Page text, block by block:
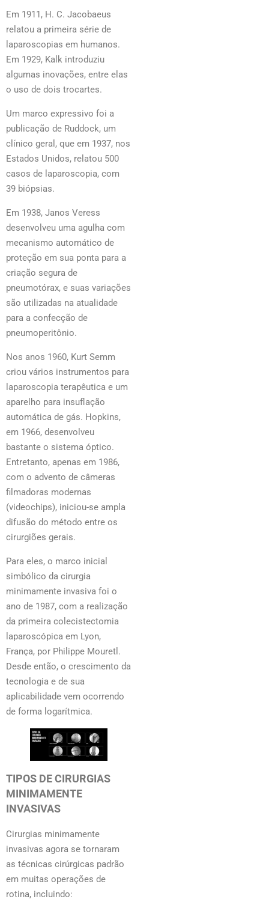
Em 1911, H. C. Jacobaeus
relatou a primeira série de
laparoscopias em humanos.
Em 1929, Kalk introduziu
algumas inovações, entre elas
o uso de dois trocartes.
Um marco expressivo foi a
publicação de Ruddock, um
clínico geral, que em 1937, nos
Estados Unidos, relatou 500
casos de laparoscopia, com
39 biópsias.
Em 1938, Janos Veress
desenvolveu uma agulha com
mecanismo automático de
proteção em sua ponta para a
criação segura de
pneumotórax, e suas variações
são utilizadas na atualidade
para a confecção de
pneumoperitônio.
Nos anos 1960, Kurt Semm
criou vários instrumentos para
laparoscopia terapêutica e um
aparelho para insuflação
automática de gás. Hopkins,
em 1966, desenvolveu
bastante o sistema óptico.
Entretanto, apenas em 1986,
com o advento de câmeras
filmadoras modernas
(videochips), iniciou-se ampla
difusão do método entre os
cirurgiões gerais.
Para eles, o marco inicial
simbólico da cirurgia
minimamente invasiva foi o
ano de 1987, com a realização
da primeira colecistectomia
laparoscópica em Lyon,
França, por Philippe Mouretl.
Desde então, o crescimento da
tecnologia e de sua
aplicabilidade vem ocorrendo
de forma logarítmica.
TIPOS DE CIRURGIAS
MINIMAMENTE
INVASIVAS
Cirurgias minimamente
invasivas agora se tornaram
as técnicas cirúrgicas padrão
em muitas operações de
rotina, incluindo: